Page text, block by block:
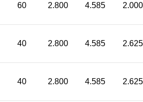
60 2.800 4.585 2.000
40 2.800 4.585 2.625
40 2.800 4.585 2.625